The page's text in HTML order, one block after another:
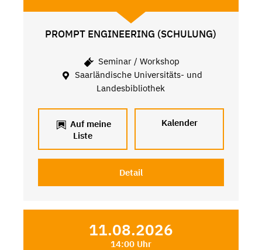
PROMPT ENGINEERING (SCHULUNG)
Seminar / Workshop
Saarländische Universitäts- und
Landesbibliothek
Auf meine
Liste
Kalender
Detail
11.08.2026
14:00 Uhr